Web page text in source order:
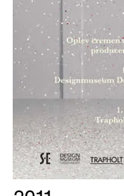
Læs